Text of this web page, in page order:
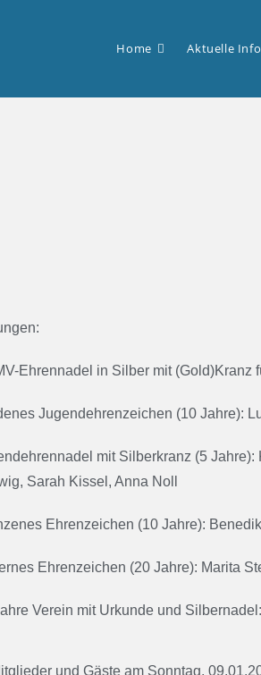
Home Aktuelle Info
Ehrennadel in Silber mit (Gold)Kranz
Jugendehrenzeichen (10 Jahre):
mit Silberkranz (5
Sarah Kissel, Anna Noll
Ehrenzeichen (10 Jahre):
Ehrenzeichen (20 Jahre): Marita
Verein mit Urkunde und
und Gäste am Sonntag,